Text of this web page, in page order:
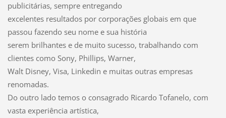
publicitárias, sempre entregando
excelentes resultados por corporações globais em que
passou fazendo seu nome e sua história
serem brilhantes e de muito sucesso, trabalhando com
clientes como Sony, Phillips, Warner,
Walt Disney, Visa, Linkedin e muitas outras empresas
renomadas.
Do outro lado temos o consagrado Ricardo Tofanelo, com
vasta experiência artística,